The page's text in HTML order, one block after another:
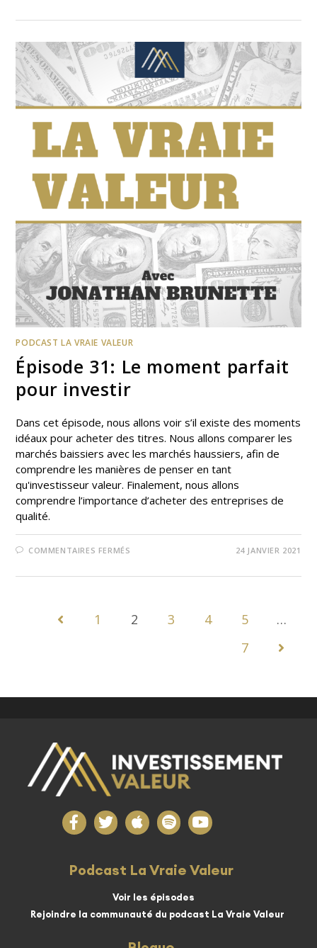
PODCAST LA VRAIE VALEUR
Épisode 31: Le moment parfait
pour investir
Dans cet épisode, nous allons voir s’il existe des moments
idéaux pour acheter des titres. Nous allons comparer les
marchés baissiers avec les marchés haussiers, afin de
comprendre les manières de penser en tant
qu'investisseur valeur. Finalement, nous allons
comprendre l’importance d’acheter des entreprises de
qualité.
COMMENTAIRES FERMÉS 24 JANVIER 2021
1 2 3 4 5
…
7
Podcast La Vraie Valeur
Voir les épisodes
Rejoindre la communauté du podcast La Vraie Valeur